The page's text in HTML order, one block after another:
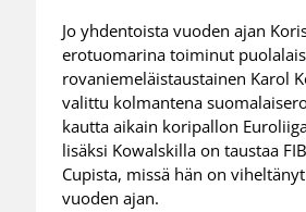
Jo yhdentoista vuoden ajan
erotuomarina toiminut
rovaniemeläistaustainen Karol
valittu kolmantena
kautta aikain koripallon
lisäksi Kowalskilla on taustaa
Cupista, missä hän on
vuoden ajan.